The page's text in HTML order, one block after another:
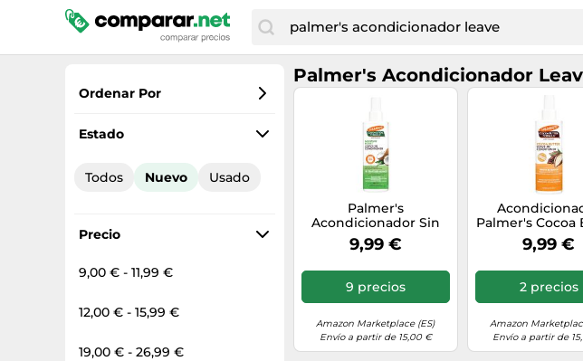
Ordenar Por
Favoritos
Precio total
Estado
Todos Nuevo Usado
Precio
9,00 € - 11,99 €
12,00 € - 15,99 €
19,00 € - 26,99 €
Palmer's Acondicionador
Palmer's
Acondicionador Sin
Aclarado Aceite Coco
250ml
9,99 €
9 precios
Amazon Marketplace (ES)
Envío a partir de 15,00 €
Palmer's Cocoa
Biotin Leave In
ml)
9,99 €
2 precios
Amazon
Envío a partir de